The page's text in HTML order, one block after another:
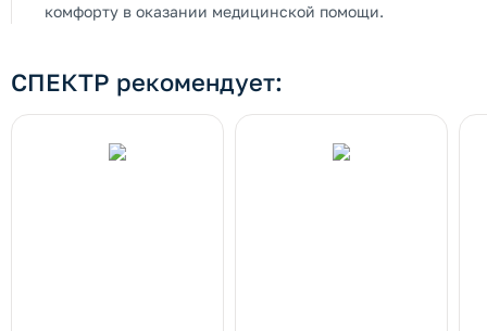
комфорту в оказании медицинской помощи.
СПЕКТР рекомендует: